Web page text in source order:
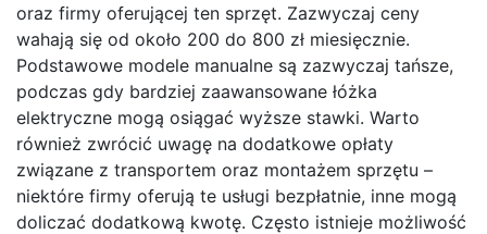
oraz firmy oferującej ten sprzęt. Zazwyczaj ceny
wahają się od około 200 do 800 zł miesięcznie.
Podstawowe modele manualne są zazwyczaj tańsze,
podczas gdy bardziej zaawansowane łóżka
elektryczne mogą osiągać wyższe stawki. Warto
również zwrócić uwagę na dodatkowe opłaty
związane z transportem oraz montażem sprzętu –
niektóre firmy oferują te usługi bezpłatnie, inne mogą
doliczać dodatkową kwotę. Często istnieje możliwość